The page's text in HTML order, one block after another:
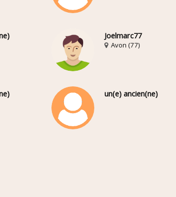
Joelmarc77
Avon (77)
un(e) ancien(ne)